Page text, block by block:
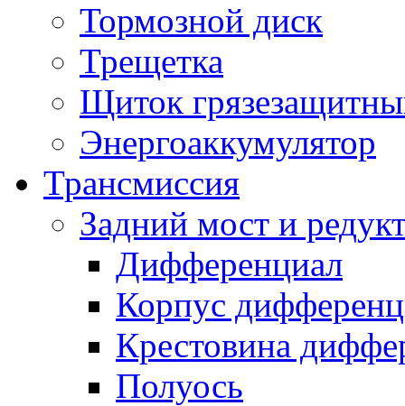
Тормозной диск
Трещетка
Щиток
Энергоаккумулятор
Трансмиссия
Задний мост и
Дифференциал
Корпус
Крестовина
Полуось